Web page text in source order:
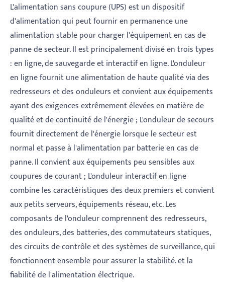
L'alimentation sans coupure (UPS) est un dispositif
d'alimentation qui peut fournir en permanence une
alimentation stable pour charger l'équipement en cas de
panne de secteur. Il est principalement divisé en trois types
: en ligne, de sauvegarde et interactif en ligne. L'onduleur
en ligne fournit une alimentation de haute qualité via des
redresseurs et des onduleurs et convient aux équipements
ayant des exigences extrêmement élevées en matière de
qualité et de continuité de l'énergie ; L'onduleur de secours
fournit directement de l'énergie lorsque le secteur est
normal et passe à l'alimentation par batterie en cas de
panne. Il convient aux équipements peu sensibles aux
coupures de courant ; L'onduleur interactif en ligne
combine les caractéristiques des deux premiers et convient
aux petits serveurs, équipements réseau, etc. Les
composants de l'onduleur comprennent des redresseurs,
des onduleurs, des batteries, des commutateurs statiques,
des circuits de contrôle et des systèmes de surveillance, qui
fonctionnent ensemble pour assurer la stabilité. et la
fiabilité de l'alimentation électrique.